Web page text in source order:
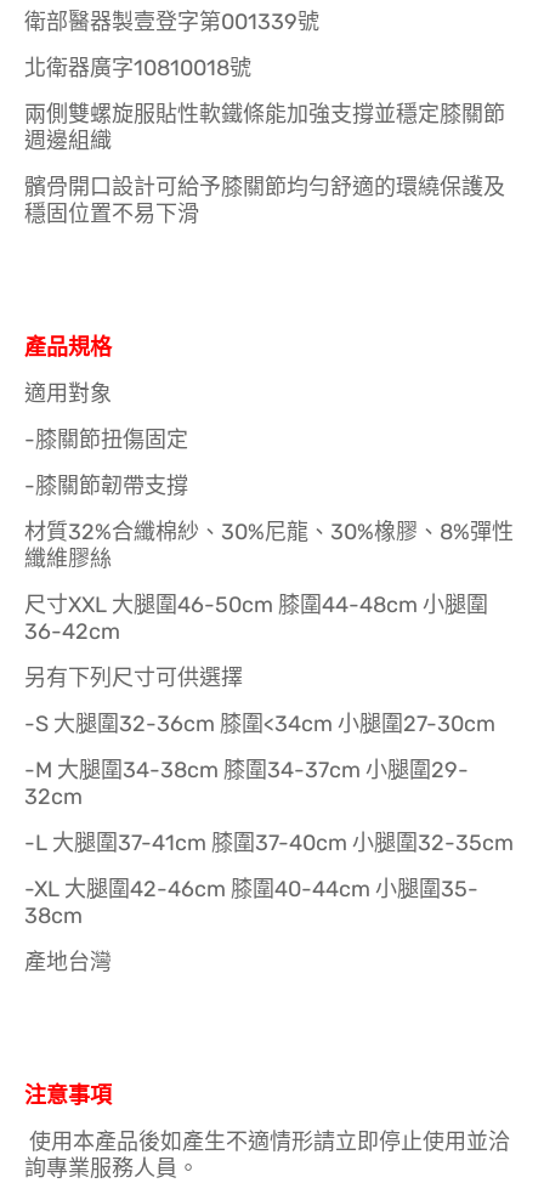
衛部醫器製壹登字第001339號
北衛器廣字10810018號
兩側雙螺旋服貼性軟鐵條能加強支撐並穩定膝關節
週邊組織
髕骨開口設計可給予膝關節均勻舒適的環繞保護及
穩固位置不易下滑
產品規格
適用對象
-膝關節扭傷固定
-膝關節韌帶支撐
材質32%合纖棉紗、30%尼龍、30%橡膠、8%彈性
纖維膠絲
尺寸XXL 大腿圍46-50cm 膝圍44-48cm 小腿圍
36-42cm
另有下列尺寸可供選擇
-S 大腿圍32-36cm 膝圍<34cm 小腿圍27-30cm
-M 大腿圍34-38cm 膝圍34-37cm 小腿圍29-
32cm
-L 大腿圍37-41cm 膝圍37-40cm 小腿圍32-35cm
-XL 大腿圍42-46cm 膝圍40-44cm 小腿圍35-
38cm
產地台灣
注意事項
使用本產品後如產生不適情形請立即停止使用並洽
詢專業服務人員。